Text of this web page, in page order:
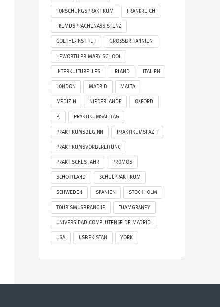
FORSCHUNGSPRAKTIKUM FRANKREICH
FREMDSPRACHENASSISTENZ
GOETHE-INSTITUT GROSSBRITANNIEN
HEWORTH PRIMARY SCHOOL
INTERKULTURELLES IRLAND ITALIEN
LONDON MADRID MALTA
MEDIZIN NIEDERLANDE OXFORD
PJ PRAKTIKUMSALLTAG
PRAKTIKUMSBEGINN PRAKTIKUMSFAZIT
PRAKTIKUMSVORBEREITUNG
PRAKTISCHES JAHR PROMOS
SCHOTTLAND SCHULPRAKTIKUM
SCHWEDEN SPANIEN STOCKHOLM
TOURISMUSBRANCHE TUAMGRANEY
UNIVERSIDAD COMPLUTENSE DE MADRID
USA USBEKISTAN YORK